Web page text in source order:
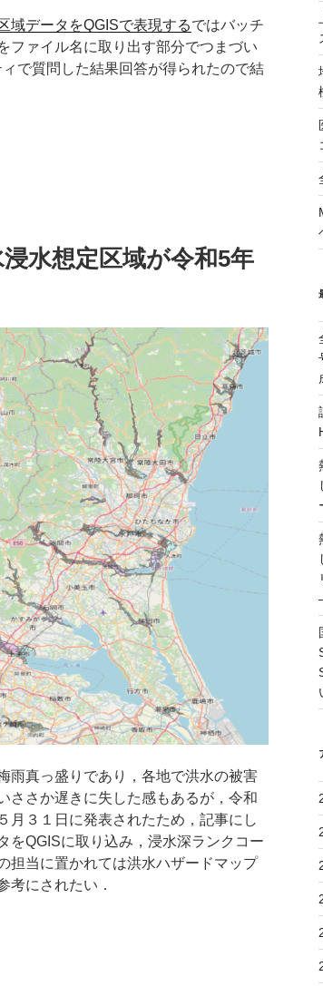
域データをQGISで表現するではバッチ
ファイル名に取り出す部分でつまづい
で質問した結果回答が得られたので結
水想定区域が令和5年
真っ盛りであり，各地で洪水の被害
ささか遅きに失した感もあるが，令和
月３１日に発表されたため，記事にし
をQGISに取り込み，浸水深ランクコー
担当に置かれては洪水ハザードマップ
考にされたい．